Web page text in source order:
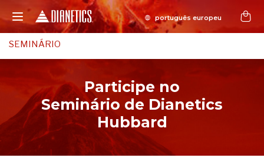
SEMINÁRIO
Participe no
Seminário de Dianetics
Hubbard